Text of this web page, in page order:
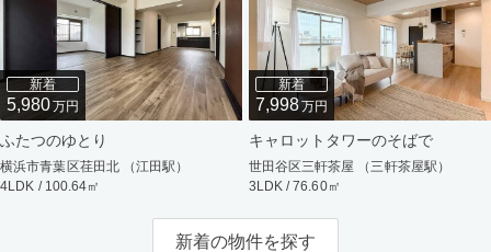
新着
5,980万円
ふたつのゆとり
横浜市青葉区荏田北 （江田駅）
4LDK / 100.64㎡
新着
7,998万円
キャロットタワーのそばで
世田谷区三軒茶屋 （三軒茶屋駅）
3LDK / 76.60㎡
新着の物件を探す